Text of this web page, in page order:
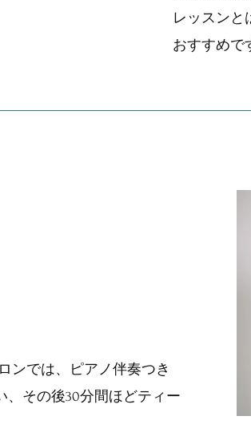
レッスンと
おすすめで
ンでは、ピアノ伴奏つき
、その後30分間ほどティー